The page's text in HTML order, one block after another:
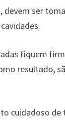
devem ser
fiquem
resultado,
cuidadoso